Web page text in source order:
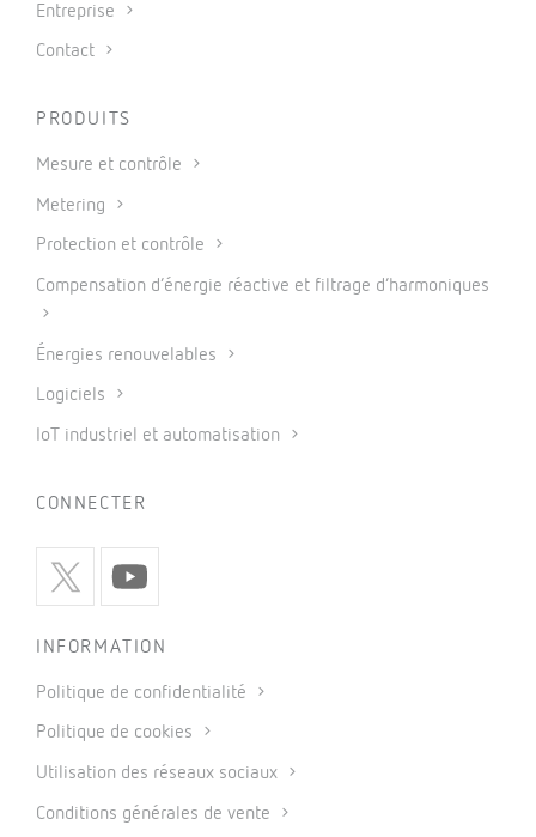
Entreprise
Contact
PRODUITS
Mesure et contrôle
Metering
Protection et contrôle
Compensation d’énergie réactive et filtrage d’harmoniques
Énergies renouvelables
Logiciels
IoT industriel et automatisation
CONNECTER
INFORMATION
Politique de confidentialité
Politique de cookies
Utilisation des réseaux sociaux
Conditions générales de vente